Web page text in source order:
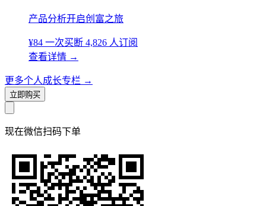
产品分析开启创富之旅
¥84 一次买断 4,826 人订阅
查看详情 →
更多个人成长专栏 →
立即购买
现在微信扫码下单